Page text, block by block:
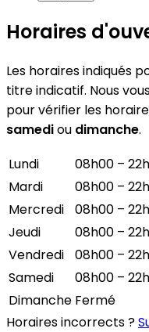
Horaires
Les horaires indiqués
titre indicatif. Nous
pour vérifier les
samediou dimanche.
Lundi
08h00 –
Mardi
08h00 –
Mercredi
08h00 –
Jeudi
08h00 –
Vendredi
08h00 –
Samedi
08h00 –
Dimanche Fermé
Horaires incorrects ?